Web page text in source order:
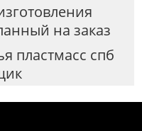
на заказ
пластмасс спб